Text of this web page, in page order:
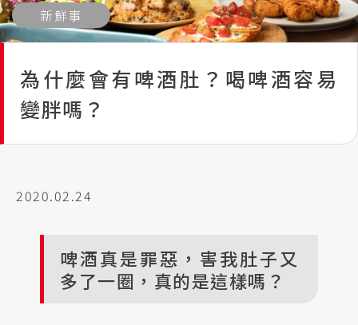
新鮮事
為什麼會有啤酒肚？喝啤酒容易
變胖嗎？
2020.02.24
啤酒真是罪惡，害我肚子又
多了一圈，真的是這樣嗎？